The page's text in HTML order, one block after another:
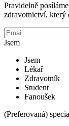
Pravidelně
zdravotnictví, který
Jsem
Jsem
Lékař
Zdravotník
Student
Fanoušek
(Preferovaná)